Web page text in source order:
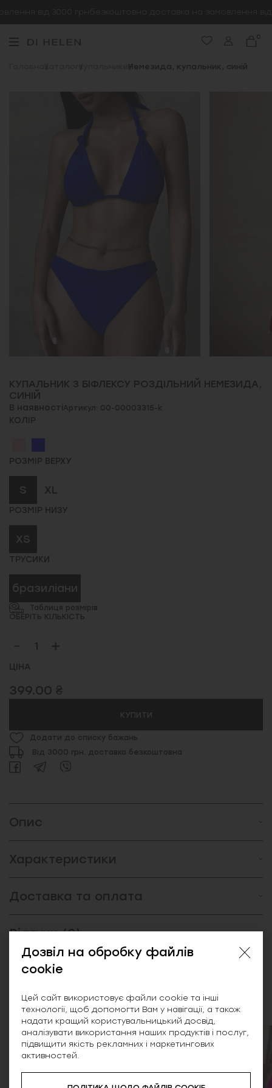
від 3000 грн безкоштовна доставка на замовлення від
0
Каталог Купальники Немезида, купальник, синій
КУПАЛЬНИК З БІФЛЕКСУ РОЗДІЛЬНИЙ НЕМЕЗИДА,
СИНІЙ
В наявностіАртикул: 00-00003315-k
КОЛІР
РОЗМІР ВЕРХУ
S XL
РОЗМІР НИЗУ
XS
ТРУСИКИ
бразиліани
Таблиця розмірів
ОБЕРІТЬ КІЛЬКІСТЬ
ЦІНА
399.00 ₴
КУПИТИ
Додати до списку бажань
Від 3000 грн. доставка безкоштовна
Опис
Характеристики
Доставка та оплата
Відгуки (0)
Схожі товари
Дозвіл на обробку файлів
cookie
Цей сайт використовує файли cookie та інші
технології, щоб допомогти Вам у навігації, а також
надати кращий користувальницький досвід,
аналізувати використання наших продуктів і послуг,
підвищити якість рекламних і маркетингових
активностей.